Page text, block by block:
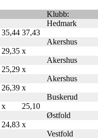
Klubb:
Hedmark
35,44 37,43
Akershus
29,35 x
Akershus
25,29 x
Akershus
26,39 x
Buskerud
x
25,10
Østfold
24,83 x
Vestfold